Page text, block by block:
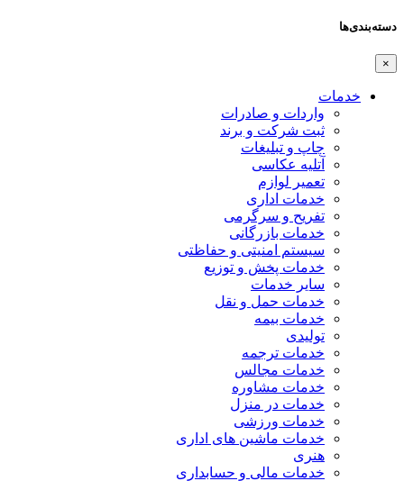
دسته‌بندی‌ها
×
خدمات
واردات و صادرات
ثبت شرکت و برند
چاپ و تبلیغات
آتلیه عکاسی
تعمیر لوازم
خدمات اداری
تفریح و سرگرمی
خدمات بازرگانی
سیستم امنیتی و حفاظتی
خدمات پخش و توزیع
سایر خدمات
خدمات حمل و نقل
خدمات بیمه
تولیدی
خدمات ترجمه
خدمات مجالس
خدمات مشاوره
خدمات در منزل
خدمات ورزشی
خدمات ماشین های اداری
هنری
خدمات مالی و حسابداری